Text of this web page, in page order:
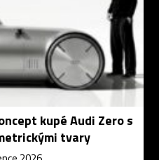
kupé Audi Zero s
tvary